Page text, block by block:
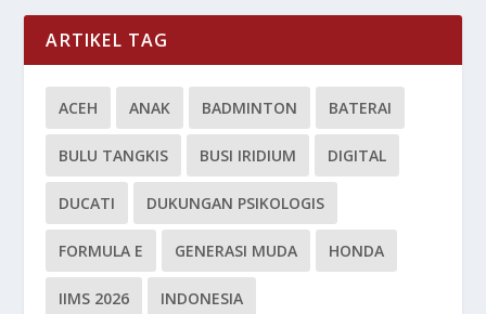
ARTIKEL TAG
ACEH ANAK BADMINTON BATERAI
BULU TANGKIS BUSI IRIDIUM DIGITAL
DUCATI DUKUNGAN PSIKOLOGIS
FORMULA E GENERASI MUDA HONDA
IIMS 2026 INDONESIA